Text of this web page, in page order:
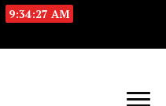
9:34:28 AM